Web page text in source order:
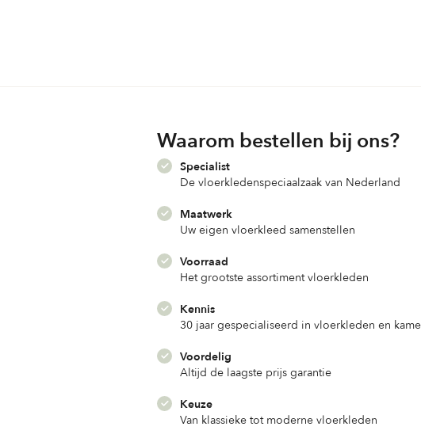
Waarom bestellen bij ons?
Specialist
De vloerkledenspeciaalzaak van Nederland
Maatwerk
Uw eigen vloerkleed samenstellen
Voorraad
Het grootste assortiment vloerkleden
Kennis
30 jaar gespecialiseerd in vloerkleden en
Voordelig
Altijd de laagste prijs garantie
Keuze
Van klassieke tot moderne vloerkleden